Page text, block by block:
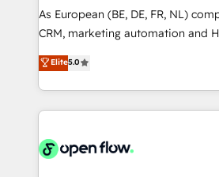
strategy, executed well, and
results. The culture is driven by
Mindedness, and Clarity. We are driven to win for the
collective good of the company
things are happening.
As European (BE, DE, FR, NL)
CRM, marketing automation and
integration products and services
and enterprise customers. We ensure that your sales,
service and marketing
most effective way, while at the
integrated buyers journey. Elixir is
Elite5.0